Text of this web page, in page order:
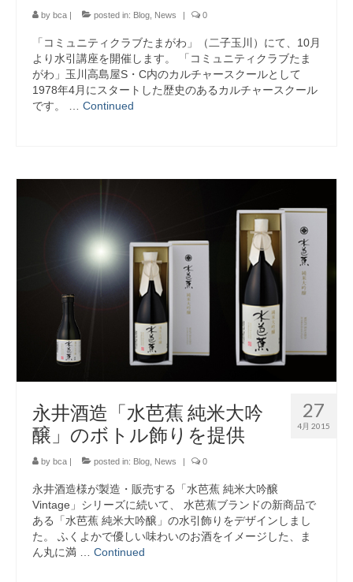
by bca | posted in: Blog News | 0
「コミュニティクラブたまがわ」（二子玉川）にて、10月
より水引講座を開催します。 「コミュニティクラブたま
がわ」玉川高島屋S・C内のカルチャースクールとして
1978年4月にスタートした歴史のあるカルチャースクール
です。 … Continued
27
4月 2015
永井酒造「水芭蕉 純米大吟
醸」のボトル飾りを提供
by bca | posted in: Blog News | 0
永井酒造様が製造・販売する「水芭蕉 純米大吟醸
Vintage」シリーズに続いて、 水芭蕉ブランドの新商品で
ある「水芭蕉 純米大吟醸」の水引飾りをデザインしまし
た。 ふくよかで優しい味わいのお酒をイメージした、ま
ん丸に満 … Continued